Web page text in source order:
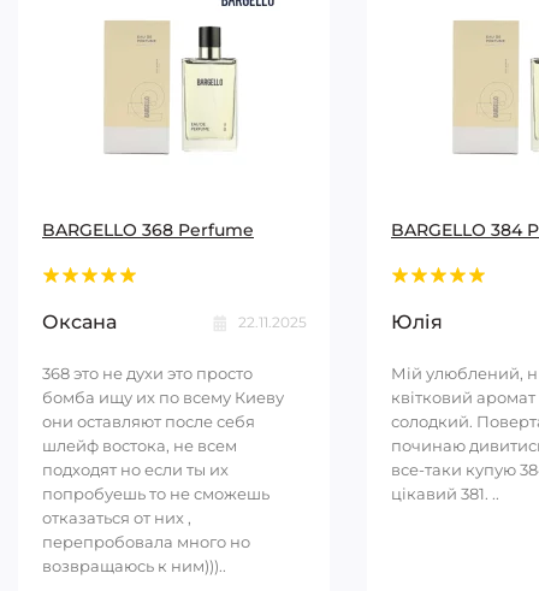
BARGELLO 368 Perfume
Оксана 22.11.2025
368 это не духи это просто
бомба ищу их по всему Киеву
они оставляют после себя
шлейф востока, не всем
подходят но если ты их
попробуешь то не сможешь
отказаться от них ,
перепробовала много но
возвращаюсь к ним)))..
BARGELLO 384
Юлія
Мій улюблений,
квітковий аромат
солодкий.
починаю
все-таки купую
цікавий 381. ..